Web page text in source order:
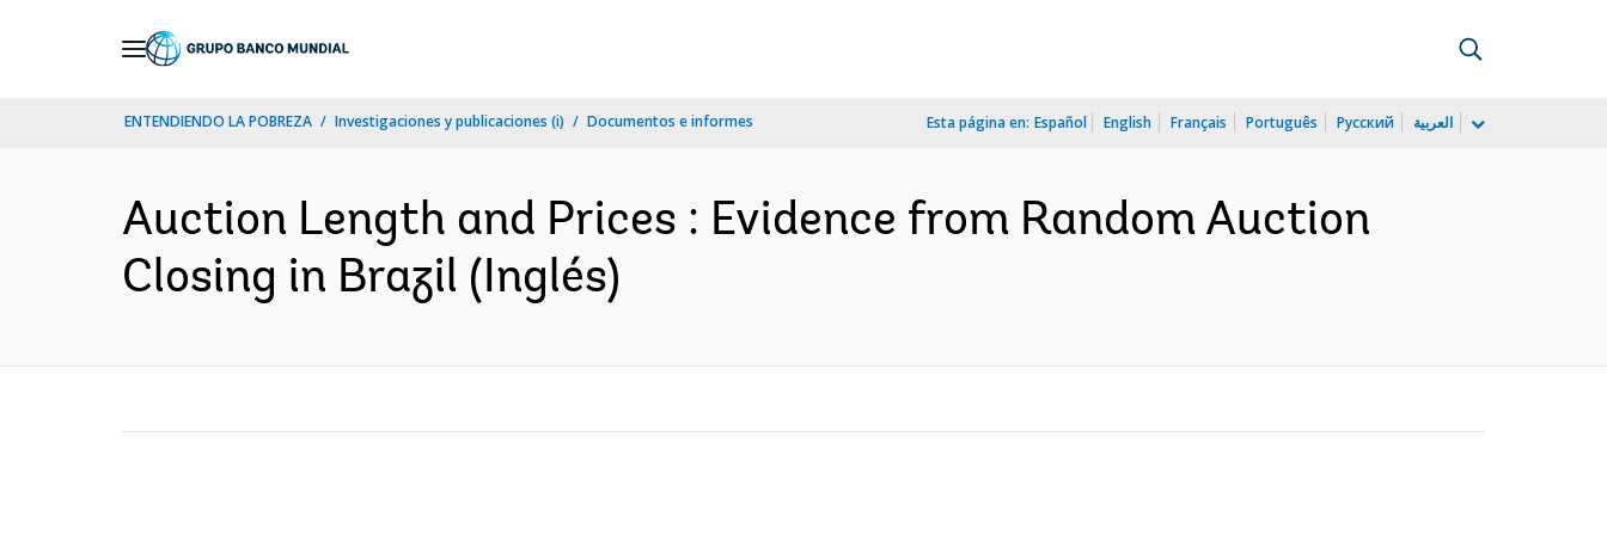
ENTENDIENDO LA POBREZA Investigaciones y publicaciones (i) Documentos e informes Esta página en: Español English Français Português Русский العربية
Auction Length and Prices : Evidence from Random Auction
Closing in Brazil (Inglés)